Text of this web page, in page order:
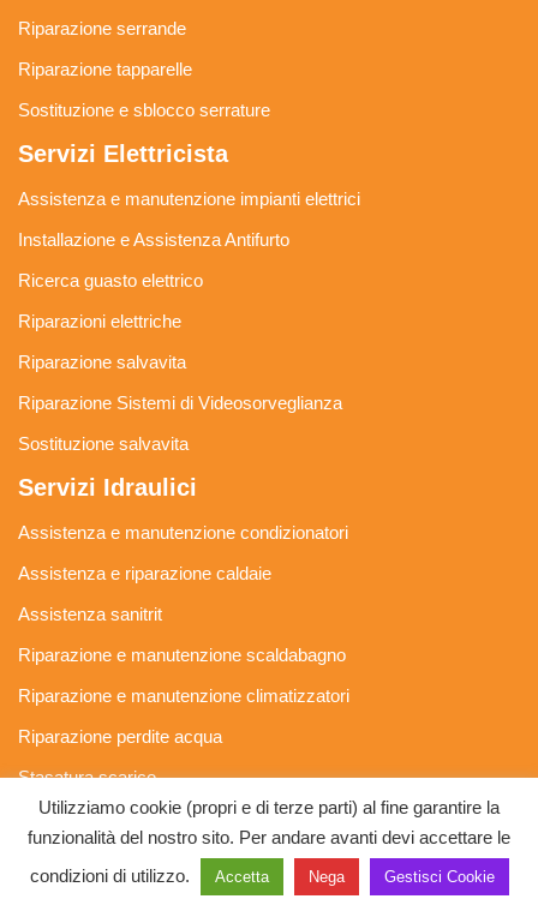
Riparazione serrande
Riparazione tapparelle
Sostituzione e sblocco serrature
Servizi Elettricista
Assistenza e manutenzione impianti elettrici
Installazione e Assistenza Antifurto
Ricerca guasto elettrico
Riparazioni elettriche
Riparazione salvavita
Riparazione Sistemi di Videosorveglianza
Sostituzione salvavita
Servizi Idraulici
Assistenza e manutenzione condizionatori
Assistenza e riparazione caldaie
Assistenza sanitrit
Riparazione e manutenzione scaldabagno
Riparazione e manutenzione climatizzatori
Riparazione perdite acqua
Stasatura scarico
Stasatura wc
SosMastro by Paolo Aldinucci - P.IVA 05247740482 -Privacy
Policy e Cookie
Utilizziamo cookie (propri e di terze parti) al fine garantire la
funzionalità del nostro sito. Per andare avanti devi accettare le
condizioni di utilizzo.
Accetta Nega Gestisci Cookie